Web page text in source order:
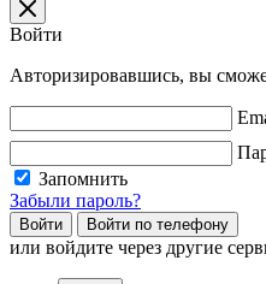
Войти
Авторизировавшись, вы
Запомнить
Забыли пароль?
Войти Войти по телефону
или войдите через другие